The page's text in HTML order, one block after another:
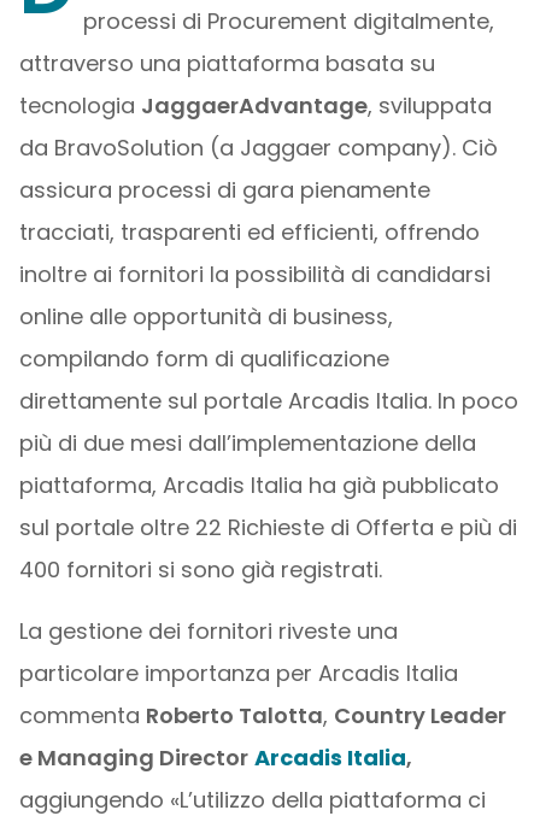
processi di Procurement digitalmente,
attraverso una piattaforma basata su
tecnologia JaggaerAdvantage, sviluppata
da BravoSolution (a Jaggaer company). Ciò
assicura processi di gara pienamente
tracciati, trasparenti ed efficienti, offrendo
inoltre ai fornitori la possibilità di candidarsi
online alle opportunità di business,
compilando form di qualificazione
direttamente sul portale Arcadis Italia. In poco
più di due mesi dall’implementazione della
piattaforma, Arcadis Italia ha già pubblicato
sul portale oltre 22 Richieste di Offerta e più di
400 fornitori si sono già registrati.
La gestione dei fornitori riveste una
particolare importanza per Arcadis Italia
commenta Roberto Talotta, Country Leader
e Managing Director Arcadis Italia,
aggiungendo «L’utilizzo della piattaforma ci